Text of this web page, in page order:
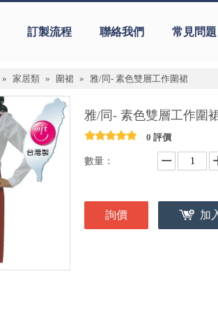
訂製流程 聯絡我們 常見問題
» 家居類 » 圍裙 » 雅/同- 素色雙層工作圍裙
雅/同- 素色雙層工作圍
0 評價
數量：
詢價 加